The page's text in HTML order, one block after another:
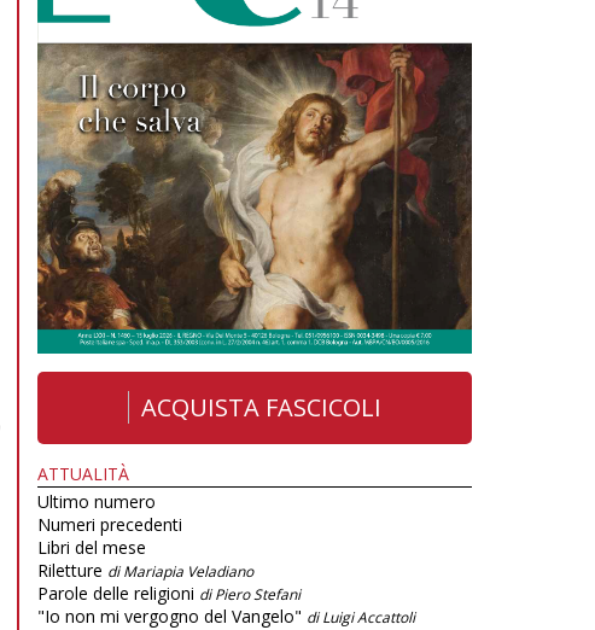
ACQUISTA FASCICOLI
ATTUALITÀ
Ultimo numero
Numeri precedenti
Libri del mese
Riletture di Mariapia Veladiano
Parole delle religioni di Piero Stefani
"Io non mi vergogno del Vangelo" di Luigi Accattoli